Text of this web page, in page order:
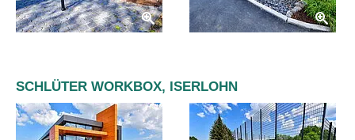
SCHLÜTER WORKBOX, ISERLOHN